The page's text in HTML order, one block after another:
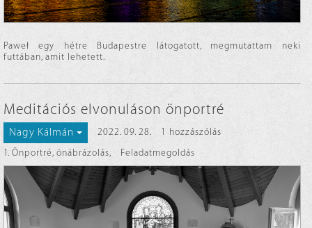
Paweł egy hétre Budapestre látogatott, megmutattam neki
futtában, amit lehetett.
Meditációs elvonuláson önportré
Nagy Kálmán 2022. 09. 28.
1 hozzászólás
1. Önportré, önábrázolás, Feladatmegoldás